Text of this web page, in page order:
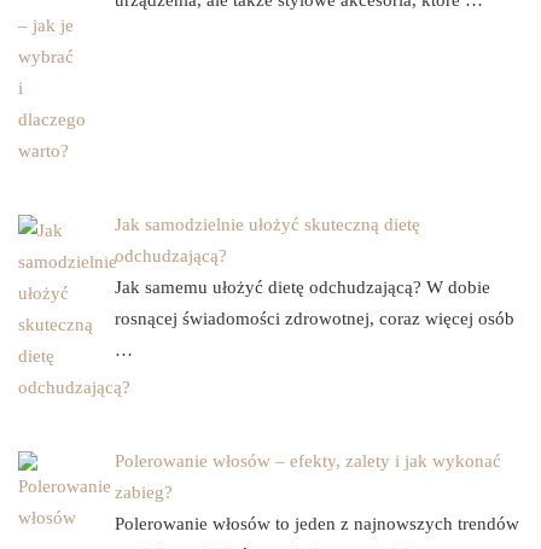
Jak samodzielnie ułożyć skuteczną dietę
odchudzającą?
Jak samemu ułożyć dietę odchudzającą? W dobie
rosnącej świadomości zdrowotnej, coraz więcej osób
…
Polerowanie włosów – efekty, zalety i jak wykonać
zabieg?
Polerowanie włosów to jeden z najnowszych trendów